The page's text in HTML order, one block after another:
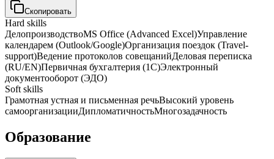
Скопировать
Hard skills
ДелопроизводствоMS Office (Advanced Excel)Управление
календарем (Outlook/Google)Организация поездок (Travel-
support)Ведение протоколов совещанийДеловая переписка
(RU/EN)Первичная бухгалтерия (1C)Электронный
документооборот (ЭДО)
Soft skills
Грамотная устная и письменная речьВысокий уровень
самоорганизацииДипломатичностьМногозадачность
Образование